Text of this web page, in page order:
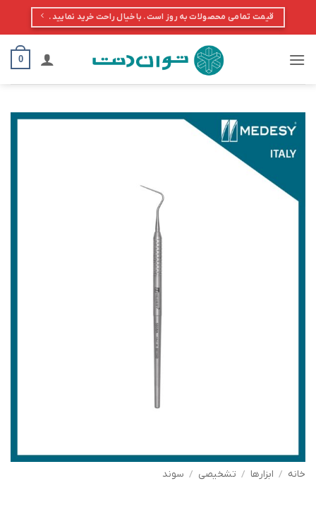
قیمت تمامی محصولات به روز است. با خیال راحت خرید نمایید.
0
خانه / ابزارها / تشخیصی / سوند